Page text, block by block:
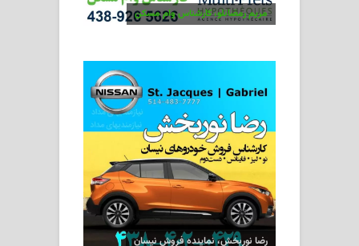
مریم رمضانلو، کارشناس وام مسکن
رضا نوربخش، نماینده فروش نیسان